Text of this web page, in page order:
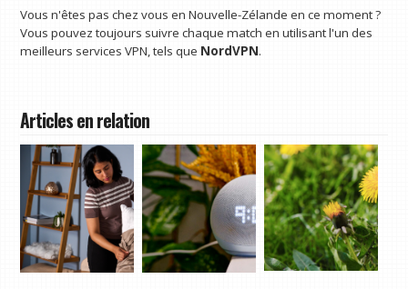
Vous n'êtes pas chez vous en Nouvelle-Zélande en ce moment ?
Vous pouvez toujours suivre chaque match en utilisant l'un des
meilleurs services VPN, tels que NordVPN.
Articles en relation